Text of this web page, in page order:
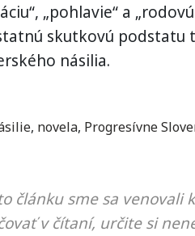
„pohlavie“ a
skutkovú podstatu
násilia.
, novela, Progresívne
článku sme sa
v čítaní, určite si